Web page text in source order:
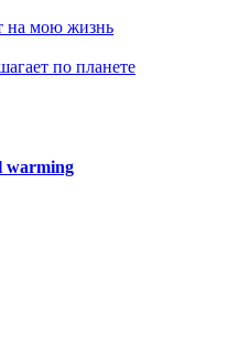
на мою жизнь
по планете
warming